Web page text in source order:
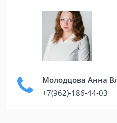
Молодцова Анна
+7(962)-186-44-03